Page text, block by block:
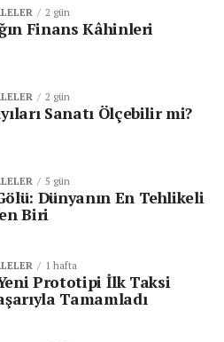
2 gün
Finans Kâhinleri
2 gün
Sanatı Ölçebilir mi?
5 gün
Dünyanın En Tehlikeli
Biri
1 hafta
Yeni Prototipi İlk Taksi
Tamamladı